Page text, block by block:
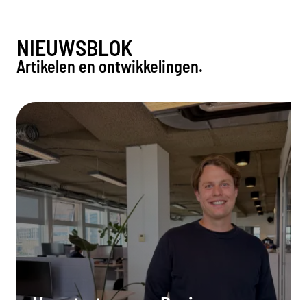
NIEUWSBLOK
Artikelen en ontwikkelingen.